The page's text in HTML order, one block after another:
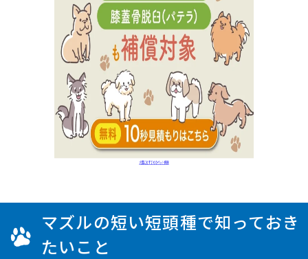
マズルの短い短頭種で知っておき
たいこと